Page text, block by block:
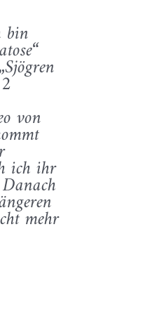
bin
von
ich ihr
mehr